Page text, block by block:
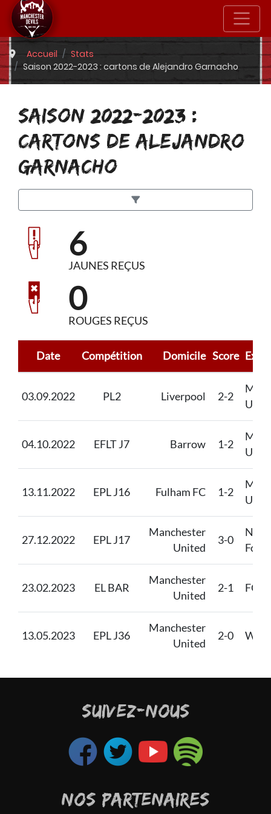
Accueil
Stats
Saison 2022-2023 : cartons de Alejandro Garnacho
SAISON 2022-2023 :
CARTONS DE ALEJANDRO
GARNACHO
6
JAUNES REÇUS
0
ROUGES REÇUS
Date Compétition Domicile Score
03.09.2022 PL2 Liverpool 2-2
04.10.2022 EFLT J7 Barrow 1-2
13.11.2022 EPL J16 Fulham FC 1-2
27.12.2022 EPL J17
Manchester
United
3-0
23.02.2023 EL BAR
Manchester
United
2-1 FC
13.05.2023 EPL J36
Manchester
United
2-0
SUIVEZ-NOUS
NOS PARTENAIRES